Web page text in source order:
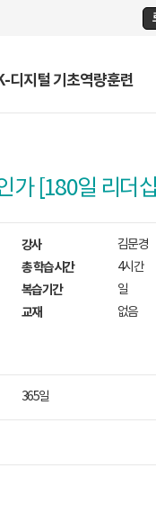
디지털 기초역량훈련
가 [180일 리더
강사 김문경
총 학습시간 4시간
복습기간 일
교재 없음
365일